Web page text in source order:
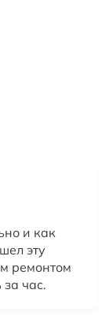
и как
эту
ремонтом
час.